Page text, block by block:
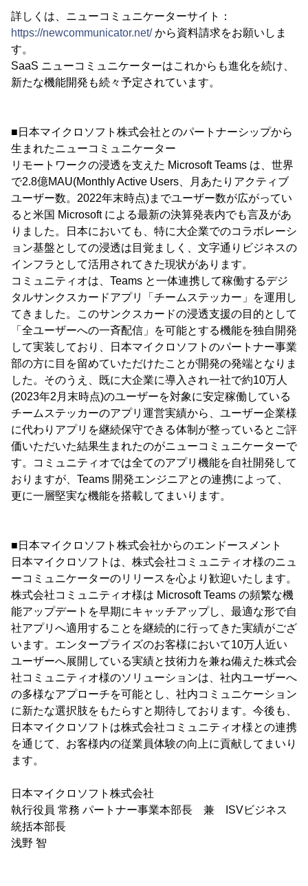
詳しくは、ニューコミュニケーターサイト：
https://newcommunicator.net/から資料請求をお願いしま
す。
SaaS ニューコミュニケーターはこれからも進化を続け、
新たな機能開発も続々予定されています。
■日本マイクロソフト株式会社とのパートナーシップから
生まれたニューコミュニケーター
リモートワークの浸透を支えた Microsoft Teams は、世界
で2.8億MAU(Monthly Active Users、月あたりアクティブ
ユーザー数。2022年末時点)までユーザー数が広がってい
ると米国 Microsoft による最新の決算発表内でも言及があ
りました。日本においても、特に大企業でのコラボレーシ
ョン基盤としての浸透は目覚ましく、文字通りビジネスの
インフラとして活用されてきた現状があります。
コミュニティオは、Teams と一体連携して稼働するデジ
タルサンクスカードアプリ「チームステッカー」を運用し
てきました。このサンクスカードの浸透支援の目的として
「全ユーザーへの一斉配信」を可能とする機能を独自開発
して実装しており、日本マイクロソフトのパートナー事業
部の方に目を留めていただけたことが開発の発端となりま
した。そのうえ、既に大企業に導入され一社で約10万人
(2023年2月末時点)のユーザーを対象に安定稼働している
チームステッカーのアプリ運営実績から、ユーザー企業様
に代わりアプリを継続保守できる体制が整っているとご評
価いただいた結果生まれたのがニューコミュニケーターで
す。コミュニティオでは全てのアプリ機能を自社開発して
おりますが、Teams 開発エンジニアとの連携によって、
更に一層堅実な機能を搭載してまいります。
■日本マイクロソフト株式会社からのエンドースメント
日本マイクロソフトは、株式会社コミュニティオ様のニュ
ーコミュニケーターのリリースを心より歓迎いたします。
株式会社コミュニティオ様は Microsoft Teams の頻繁な機
能アップデートを早期にキャッチアップし、最適な形で自
社アプリへ適用することを継続的に行ってきた実績がござ
います。エンタープライズのお客様において10万人近い
ユーザーへ展開している実績と技術力を兼ね備えた株式会
社コミュニティオ様のソリューションは、社内ユーザーへ
の多様なアプローチを可能とし、社内コミュニケーション
に新たな選択肢をもたらすと期待しております。今後も、
日本マイクロソフトは株式会社コミュニティオ様との連携
を通じて、お客様内の従業員体験の向上に貢献してまいり
ます。
日本マイクロソフト株式会社
執行役員 常務 パートナー事業本部長 兼 ISVビジネス
統括本部長
浅野 智